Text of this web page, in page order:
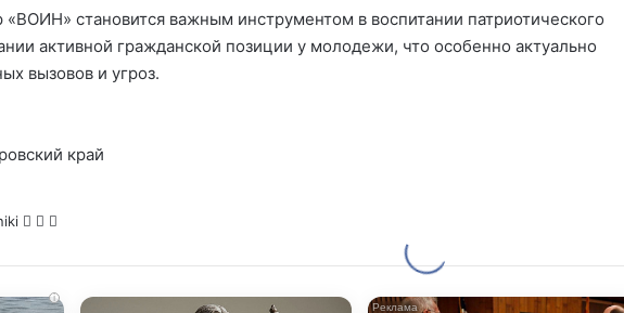
становится важным инструментом в воспитании патриотического
активной гражданской позиции у молодежи, что особенно актуально
вызовов и угроз.
край
WhatsApp
Telegram
Email
i